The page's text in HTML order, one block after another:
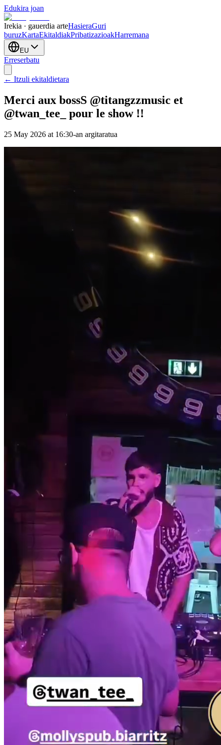
Edukira joan
Irekia · gauerdia arteHasieraGuri
buruzKartaEkitaldiakPribatizazioakHarremana
EU
Erreserbatu
← Itzuli ekitaldietara
Merci aux bossS @titangzzmusic et
@twan_tee_ pour le show !!
25 May 2026 at 16:30-an argitaratua